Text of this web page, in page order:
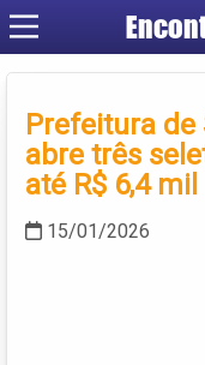
Prefeitura de
abre três
até R$ 6,4 mil
15/01/2026